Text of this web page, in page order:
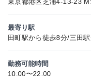
最寄り駅
田町駅から徒歩8分/三田
勤務可能時間
10:00〜22:00